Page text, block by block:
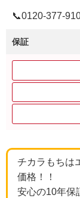
保証
チカラもちは
価格！！
安心の10年保